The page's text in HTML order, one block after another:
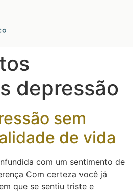
depressão
sem
de vida
com um sentimento de
Com certeza você já
que se sentiu triste e